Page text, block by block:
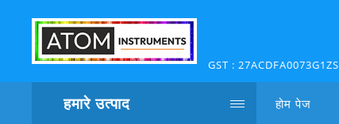
GST : 27ACDFA0073G1ZS
हमारे उत्पाद होम पेज